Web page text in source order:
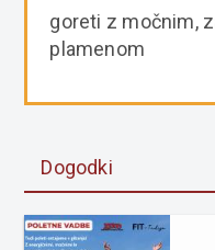
goreti z močnim,
plamenom
Dogodki